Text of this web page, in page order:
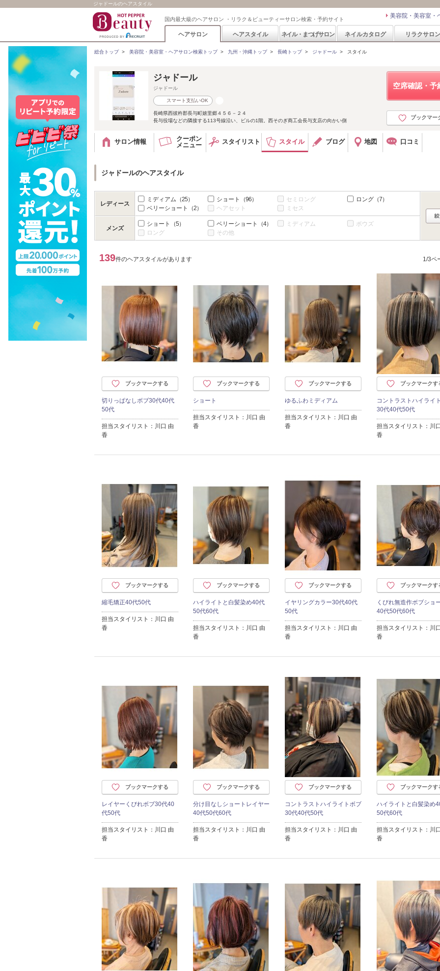
ジャドールのヘアスタイル
国内最大級のヘアサロン ・リラク＆ビューティーサロン検索・予約サイト 美容院・美容室・
ヘアサロン ヘアスタイル ネイル・まつげサロン ネイルカタログ リラクサロン
総合トップ> 美容院・美容室・ヘアサロン検索トップ> 九州・沖縄トップ> 長崎トップ> ジャドール > スタイル
空席確認・予
ブックマー
ジャドール
ジャドール
スマート支払いOK
長崎県西彼杵郡長与町嬉里郷４５６－２４
長与役場などの隣接する113号線沿い、ビルの1階。西そのぎ商工会長与支店の向かい側
サロン情報
クーポン
メニュー
スタイリスト スタイル ブログ 地図 口コミ
ジャドールのヘアスタイル
レディース
ミディアム （25） ショート （96） セミロング ロング （7）
ベリーショート
（2） ヘアセット ミセス
メンズ
ショート （5） ベリーショート （4） ミディアム
ボウズ
ロング
その他
139件のヘアスタイルがあります 1/3ペ
ブックマークする
切りっぱなしボブ30代40代
50代
担当スタイリスト：川口 由
香
ブックマークする
ショート
担当スタイリスト：川口 由
香
ブックマークする
ゆるふわミディアム
担当スタイリスト：川口 由
香
ブックマークす
コントラストハイライ
30代40代50代
担当スタイリスト：川
香
ブックマークする
縮毛矯正40代50代
担当スタイリスト：川口 由
香
ブックマークする
ハイライトと白髪染め40代
50代60代
担当スタイリスト：川口 由
香
ブックマークする
イヤリングカラー30代40代
50代
担当スタイリスト：川口 由
香
ブックマークす
くびれ無造作ボブショ
40代50代60代
担当スタイリスト：川
香
ブックマークする
レイヤーくびれボブ30代40
代50代
担当スタイリスト：川口 由
香
ブックマークする
分け目なしショートレイヤー
40代50代60代
担当スタイリスト：川口 由
香
ブックマークする
コントラストハイライトボブ
30代40代50代
担当スタイリスト：川口 由
香
ブックマークす
ハイライトと白髪染め
50代60代
担当スタイリスト：川
香